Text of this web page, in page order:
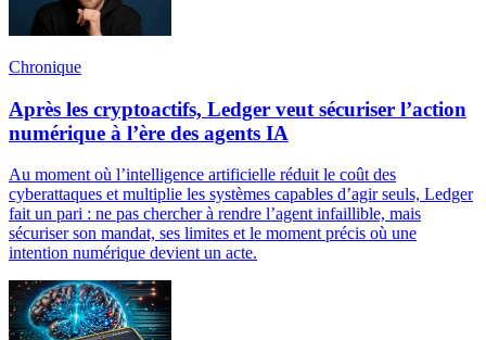
Chronique
Après les cryptoactifs, Ledger veut sécuriser l’action
numérique à l’ère des agents IA
Au moment où l’intelligence artificielle réduit le coût des
cyberattaques et multiplie les systèmes capables d’agir seuls, Ledger
fait un pari : ne pas chercher à rendre l’agent infaillible, mais
sécuriser son mandat, ses limites et le moment précis où une
intention numérique devient un acte.